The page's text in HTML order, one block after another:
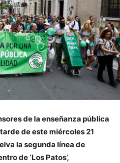
de la enseñanza pública
de este miércoles 21
la segunda línea de
de ‘Los Patos’,